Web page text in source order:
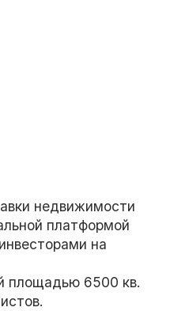
недвижимости
платформой
на
площадью 6500 кв.